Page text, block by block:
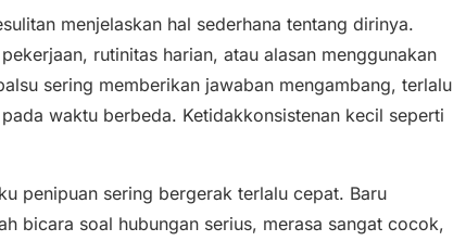
menjelaskan hal sederhana tentang dirinya.
rutinitas harian, atau alasan menggunakan
sering memberikan jawaban mengambang, terlalu
waktu berbeda. Ketidakkonsistenan kecil seperti
penipuan sering bergerak terlalu cepat. Baru
bicara soal hubungan serius, merasa sangat cocok,